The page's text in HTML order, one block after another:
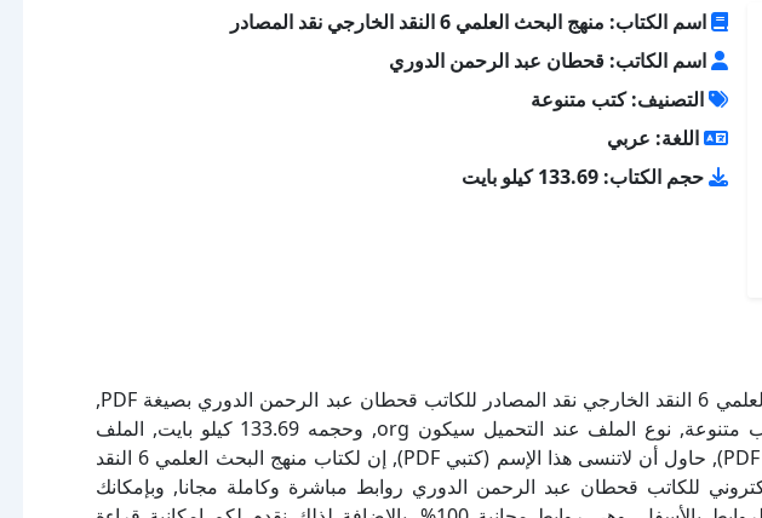
اسم الكتاب: منهج البحث العلمي 6 النقد الخارجي نقد المصادر
اسم الكاتب: قحطان عبد الرحمن الدوري
التصنيف: كتب متنوعة
اللغة: عربي
حجم الكتاب: 133.69 كيلو بايت
تحميل كتاب منهج البحث العلمي 6 النقد الخارجي نقد المصادر للكاتب قحطان عبد الرحمن الدوري بصيغة PDF,
وهو من ضمن تصنيف كتب متنوعة, نوع الملف عند التحميل سيكون org, وحجمه 133.69 كيلو بايت, الملف
متواجد على موقعنا (كتبي PDF), حاول أن لاتنسى هذا الإسم (كتبي PDF), إن لكتاب منهج البحث العلمي 6 النقد
للكاتب قحطان عبد الرحمن الدوري روابط مباشرة وكاملة مجانا, وبإمكانك